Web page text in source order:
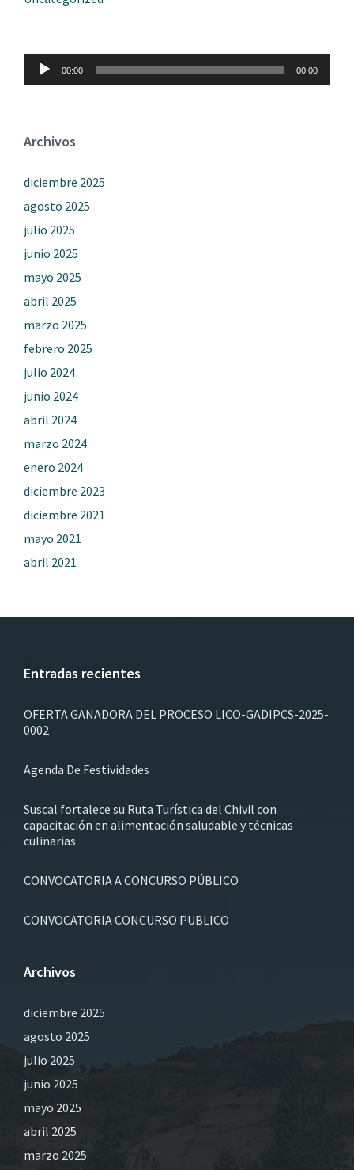
Reproductor
audio
00:00 00:00
Archivos
diciembre 2025
agosto 2025
julio 2025
junio 2025
mayo 2025
abril 2025
marzo 2025
febrero 2025
julio 2024
junio 2024
abril 2024
marzo 2024
enero 2024
diciembre 2023
diciembre 2021
mayo 2021
abril 2021
Entradas recientes
OFERTA GANADORA DEL PROCESO LICO-GADIPCS-2025-
0002
Agenda De Festividades
Suscal fortalece su Ruta Turística del Chivil con
capacitación en alimentación saludable y técnicas
culinarias
CONVOCATORIA A CONCURSO PÚBLICO
CONVOCATORIA CONCURSO PUBLICO
Archivos
diciembre 2025
agosto 2025
julio 2025
junio 2025
mayo 2025
abril 2025
marzo 2025